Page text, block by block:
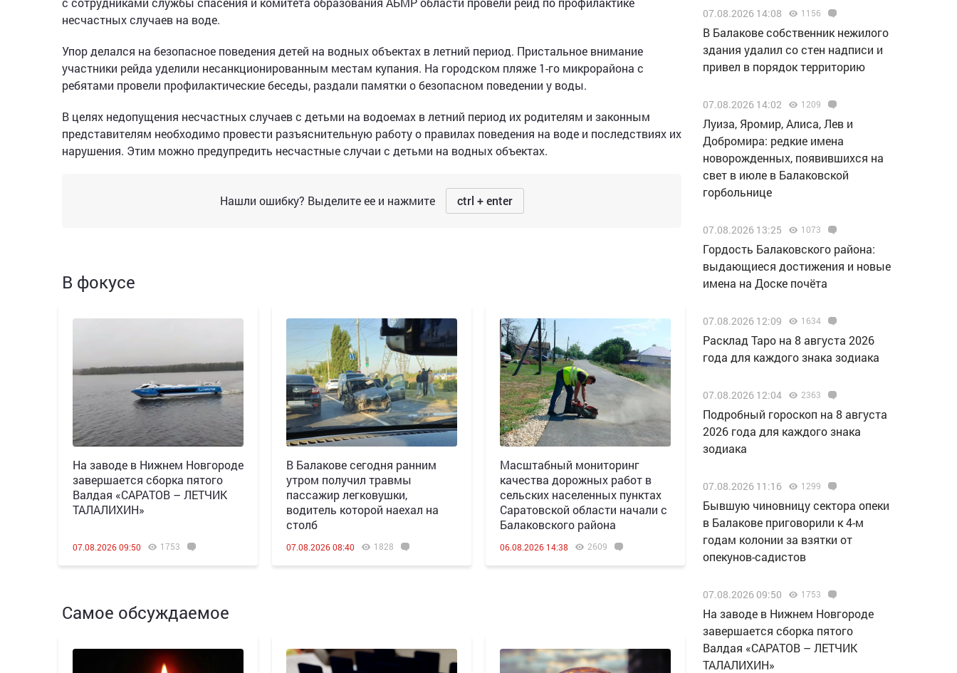
несчастных случаев на воде.
Упор делался на безопасное поведения детей на водных объектах в летний период. Пристальное внимание
участники рейда уделили несанкционированным местам купания. На городском пляже 1-го микрорайона с
ребятами провели профилактические беседы, раздали памятки о безопасном поведении у воды.
В целях недопущения несчастных случаев с детьми на водоемах в летний период их родителям и законным
представителям необходимо провести разъяснительную работу о правилах поведения на воде и последствиях их
нарушения. Этим можно предупредить несчастные случаи с детьми на водных объектах.
Нашли ошибку? Выделите ее и нажмите ctrl + enter
В фокусе
Н️а заводе в Нижнем Новгороде
завершается сборка пятого
Валдая «САРАТОВ – ЛЕТЧИК
ТАЛАЛИХИН»
07.08.2026 09:50 1753
В Балакове сегодня ранним
утром получил травмы
пассажир легковушки,
водитель которой наехал на
столб
07.08.2026 08:40 1828
Масштабный мониторинг
качества дорожных работ в
сельских населенных пунктах
Саратовской области начали с
Балаковского района
06.08.2026 14:38 2609
Самое обсуждаемое
07.08.2026 14:08 1156
В Балакове собственник нежилого
здания удалил со стен надписи и
привел в порядок территорию
07.08.2026 14:02 1209
Луиза, Яромир, Алиса, Лев и
Добромира: редкие имена
новорожденных, появившихся на
свет в июле в Балаковской
горбольнице
07.08.2026 13:25 1073
Гордость Балаковского района:
выдающиеся достижения и новые
имена на Доске почёта
07.08.2026 12:09 1634
Расклад Таро на 8 августа 2026
года для каждого знака зодиака
07.08.2026 12:04 2363
Подробный гороскоп на 8 августа
2026 года для каждого знака
зодиака
07.08.2026 11:16 1299
Бывшую чиновницу сектора опеки
в Балакове приговорили к 4-м
годам колонии за взятки от
опекунов-садистов
07.08.2026 09:50 1753
Н️а заводе в Нижнем Новгороде
завершается сборка пятого
Валдая «САРАТОВ – ЛЕТЧИК
ТАЛАЛИХИН»